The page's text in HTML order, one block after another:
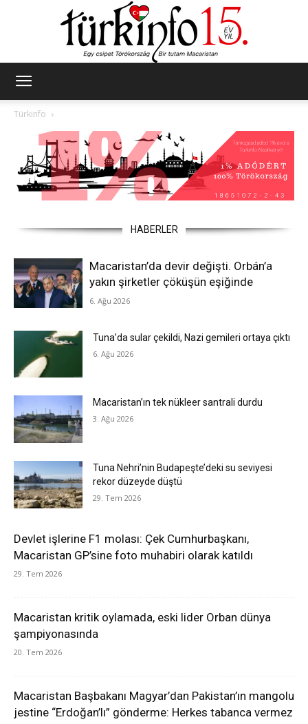
Türkinfo
HABERLER
Macaristan’da devir değişti. Orbán’a
yakın şirketler çöküşün eşiğinde
6. Ağu 2026
Tuna’da sular çekildi, Nazi gemileri ortaya çıktı
6. Ağu 2026
Macaristan’ın tek nükleer santrali durdu
3. Ağu 2026
Tuna Nehri’nin Budapeşte’deki su seviyesi
rekor düzeyde düştü
29. Tem 2026
Devlet işlerine F1 molası: Çek Cumhurbaşkanı,
Macaristan GP’sine foto muhabiri olarak katıldı
29. Tem 2026
Macaristan kritik oylamada, eski lider Orban dünya
şampiyonasında
20. Tem 2026
Macaristan Başbakanı Magyar’dan Pakistan’ın mangolu
jestine “Erdoğan’lı” gönderme: Herkes tabanca vermez